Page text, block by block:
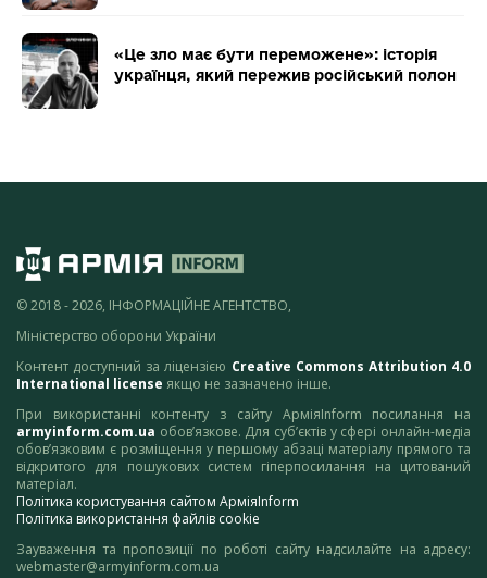
«Це зло має бути переможене»: історія
українця, який пережив російський полон
© 2018 - 2026, ІНФОРМАЦІЙНЕ АГЕНТСТВО,
Міністерство оборони України
Контент доступний за ліцензією Creative Commons Attribution 4.0
International license якщо не зазначено інше.
При використанні контенту з сайту АрміяInform посилання на
armyinform.com.ua обов’язкове. Для суб’єктів у сфері онлайн-медіа
обов’язковим є розміщення у першому абзаці матеріалу прямого та
відкритого для пошукових систем гіперпосилання на цитований
матеріал.
Політика користування сайтом АрміяInform
Політика використання файлів cookie
Зауваження та пропозиції по роботі сайту надсилайте на адресу:
webmaster@armyinform.com.ua